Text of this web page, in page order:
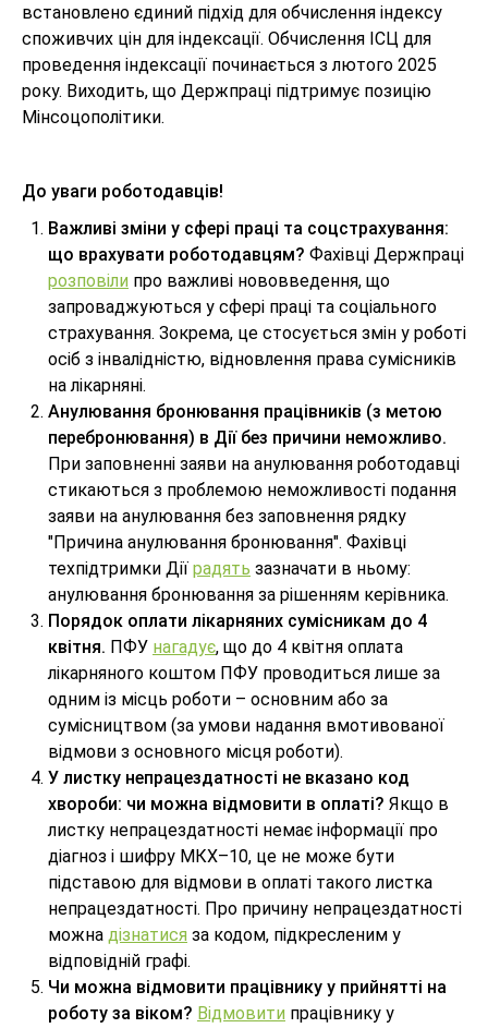
встановлено єдиний підхід для обчислення індексу
споживчих цін для індексації. Обчислення ІСЦ для
проведення індексації починається з лютого 2025
року. Виходить, що Держпраці підтримує позицію
Мінсоцополітики.
До уваги роботодавців!
Важливі зміни у сфері праці та соцстрахування:
що врахувати роботодавцям? Фахівці Держпраці
розповіли про важливі нововведення, що
запроваджуються у сфері праці та соціального
страхування. Зокрема, це стосується змін у роботі
осіб з інвалідністю, відновлення права сумісників
на лікарняні.
Анулювання бронювання працівників (з метою
перебронювання) в Дії без причини неможливо.
При заповненні заяви на анулювання роботодавці
стикаються з проблемою неможливості подання
заяви на анулювання без заповнення рядку
"Причина анулювання бронювання". Фахівці
техпідтримки Дії радять зазначати в ньому:
анулювання бронювання за рішенням керівника.
Порядок оплати лікарняних сумісникам до 4
квітня. ПФУ нагадує, що до 4 квітня оплата
лікарняного коштом ПФУ проводиться лише за
одним із місць роботи – основним або за
сумісництвом (за умови надання вмотивованої
відмови з основного місця роботи).
У листку непрацездатності не вказано код
хвороби: чи можна відмовити в оплаті? Якщо в
листку непрацездатності немає інформації про
діагноз і шифру МКХ–10, це не може бути
підставою для відмови в оплаті такого листка
непрацездатності. Про причину непрацездатності
можна дізнатися за кодом, підкресленим у
відповідній графі.
Чи можна відмовити працівнику у прийнятті на
роботу за віком? Відмовити працівнику у